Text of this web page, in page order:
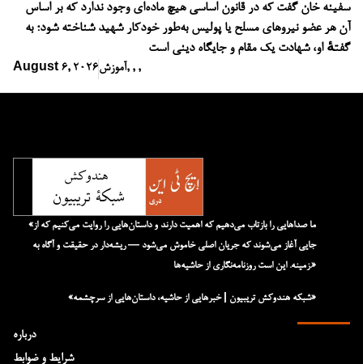
سفینه خان گفت که در قانون اساسی هیچ ماده‌ای وجود ندارد که بر اساس
آن هر عضو نیروهای مسلح یا پولیس به‌طور خودکار شهید شناخته شود؛ به
گفتهٔ او، شهادت یک مقام و جایگاه دینی است
August 6, 2026آموزش, , ,
درباره
شرایط و ضوابط
«ما صداهایی را بازتاب می‌دهیم که اهمیت دارند و داستان‌هایی را روایت می‌کنیم که از
جایی آغاز می‌شوند که جریان اصلی خاموش می‌شود — ریشه‌دار در حقیقت و آگاه به
زمینه. این است روزنامه‌نگاری از حاشیه‌ها.»
«شبکه هند‌و‌کش تریبیون | خبرهایی از حاشیه، داستان‌هایی از سرچشمه»